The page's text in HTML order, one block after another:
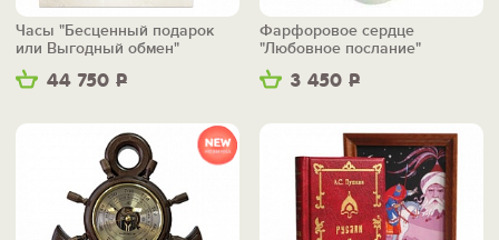
44 750 Р
Часы "Бесценный подарок
или Выгодный обмен"
3 450 Р
Фарфоровое сердце
"Любовное послание"